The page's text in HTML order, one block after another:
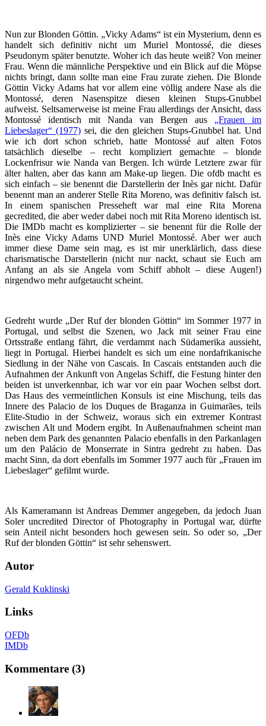
Nun zur Blonden Göttin. „Vicky Adams“ ist ein Mysterium, denn es
handelt sich definitiv nicht um Muriel Montossé, die dieses
Pseudonym später benutzte. Woher ich das heute weiß? Von meiner
Frau. Wenn die männliche Perspektive und ein Blick auf die Möpse
nichts bringt, dann sollte man eine Frau zurate ziehen. Die Blonde
Göttin Vicky Adams hat vor allem eine völlig andere Nase als die
Montossé, deren Nasenspitze diesen kleinen Stups-Gnubbel
aufweist. Seltsamerweise ist meine Frau allerdings der Ansicht, dass
Montossé identisch mit Nanda van Bergen aus „Frauen im
Liebeslager“ (1977) sei, die den gleichen Stups-Gnubbel hat. Und
wie ich dort schon schrieb, hatte Montossé auf alten Fotos
tatsächlich dieselbe – recht kompliziert gemachte – blonde
Lockenfrisur wie Nanda van Bergen. Ich würde Letztere zwar für
älter halten, aber das kann am Make-up liegen. Die ofdb macht es
sich einfach – sie benennt die Darstellerin der Inès gar nicht. Dafür
benennt man an anderer Stelle Rita Moreno, was definitiv falsch ist.
In einem spanischen Presseheft war mal eine Rita Morena
gecredited, die aber weder dabei noch mit Rita Moreno identisch ist.
Die IMDb macht es komplizierter – sie benennt für die Rolle der
Inès eine Vicky Adams UND Muriel Montossé. Aber wer auch
immer diese Dame sein mag, es ist mir unerklärlich, dass diese
charismatische Darstellerin (nicht nur nackt, schaut sie Euch am
Anfang an als sie Angela vom Schiff abholt – diese Augen!)
nirgendwo mehr aufgetaucht scheint.
Gedreht wurde „Der Ruf der blonden Göttin“ im Sommer 1977 in
Portugal, und selbst die Szenen, wo Jack mit seiner Frau eine
Ortsstraße entlang fährt, die verdammt nach Südamerika aussieht,
liegt in Portugal. Hierbei handelt es sich um eine nordafrikanische
Siedlung in der Nähe von Cascais. In Cascais entstanden auch die
Aufnahmen der Ankunft von Angelas Schiff, die Festung hinter den
beiden ist unverkennbar, ich war vor ein paar Wochen selbst dort.
Das Haus des vermeintlichen Konsuls ist eine Mischung, teils das
Innere des Palacio de los Duques de Braganza in Guimarães, teils
Elite-Studio in der Schweiz, woraus sich ein extremer Kontrast
zwischen Alt und Modern ergibt. In Außenaufnahmen scheint man
neben dem Park des genannten Palacio ebenfalls in den Parkanlagen
um den Palácio de Monserrate in Sintra gedreht zu haben. Das
macht Sinn, da dort ebenfalls im Sommer 1977 auch für „Frauen im
Liebeslager“ gefilmt wurde.
Als Kameramann ist Andreas Demmer angegeben, da jedoch Juan
Soler uncredited Director of Photography in Portugal war, dürfte
sein Anteil nicht besonders hoch gewesen sein. So oder so, „Der
Ruf der blonden Göttin“ ist sehr sehenswert.
Autor
Gerald Kuklinski
Links
OFDb
IMDb
Kommentare (3)